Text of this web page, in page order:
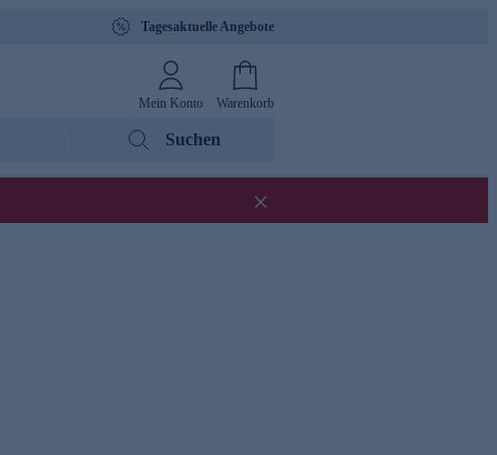
Tagesaktuelle Angebote
Mein Konto Warenkorb
Suchen